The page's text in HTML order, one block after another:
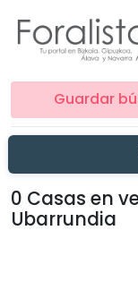
Guardar
0 Casas en
Ubarrundia